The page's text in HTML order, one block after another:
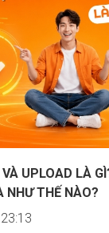
UPLOAD LÀ
NHƯ THẾ NÀO?